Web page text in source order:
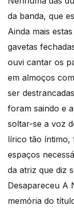
da banda, que
Ainda mais
gavetas
ouvi cantar os
em almoços
ser
foram saindo e
soltar-se a voz
lírico tão íntimo,
espaços
da atriz que diz
Desapareceu A
memória do